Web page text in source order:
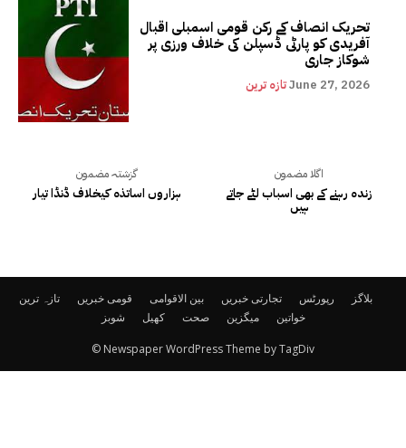
تحریک انصاف کے رکن قومی اسمبلی اقبال
آفریدی کو پارٹی ڈسپلن کی خلاف ورزی پر
شوکاز جاری
تازہ ترینJune 27, 2026
گزشتہ مضمون
ہزاروں اساتذہ کیخلاف ڈنڈا تیار
اگلا مضمون
زندہ رہنے کے بھی اسباب لٹے جاتے
ہیں
تازہ ترین قومی خبریں بین الاقوامی تجارتی خبریں رپورٹس
بلاگز
شوبز
کھیل صحت میگزین خواتین
© Newspaper WordPress Theme by TagDiv